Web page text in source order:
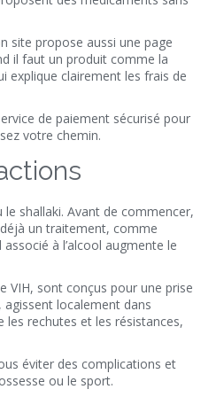
site propose aussi une page
il faut un produit comme la
explique clairement les frais de
de paiement sécurisé pour
votre chemin.
shallaki. Avant de commencer,
un traitement, comme
à l’alcool augmente le
VIH, sont conçus pour une prise
localement dans
les rechutes et les résistances,
éviter des complications et
ou le sport.